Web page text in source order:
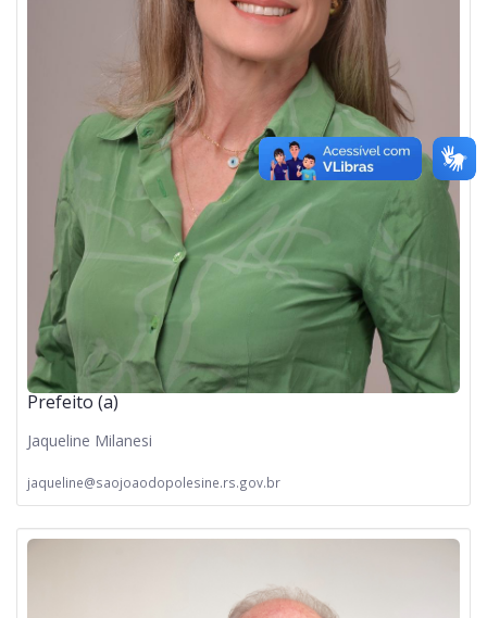
Prefeito (a)
Jaqueline Milanesi
jaqueline@saojoaodopolesine.rs.gov.br